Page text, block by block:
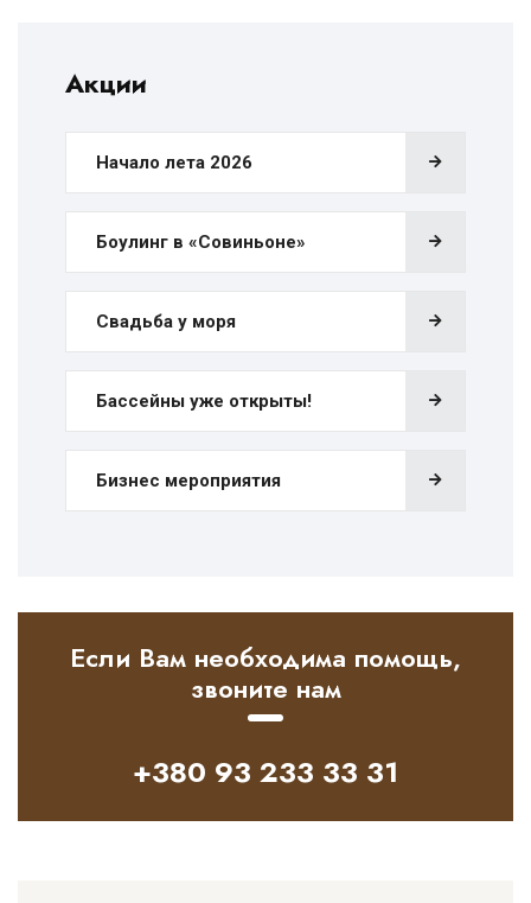
Акции
Начало лета 2026
Боулинг в «Совиньоне»
Свадьба у моря
Бассейны уже открыты!
Бизнес мероприятия
Если Вам необходима помощь,
звоните нам
+380 93 233 33 31